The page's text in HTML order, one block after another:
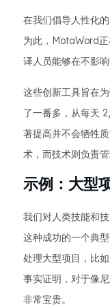
在我们倡导人性化
为此，MotaWord
译人员能够在不影
这些创新工具旨在
了一番多，从每天
著提高并不会牺牲
术，而技术则负责
示例：大型
我们对人类技能和
这种成功的一个典
处理大型项目，比
事实证明，对于像
非常宝贵。